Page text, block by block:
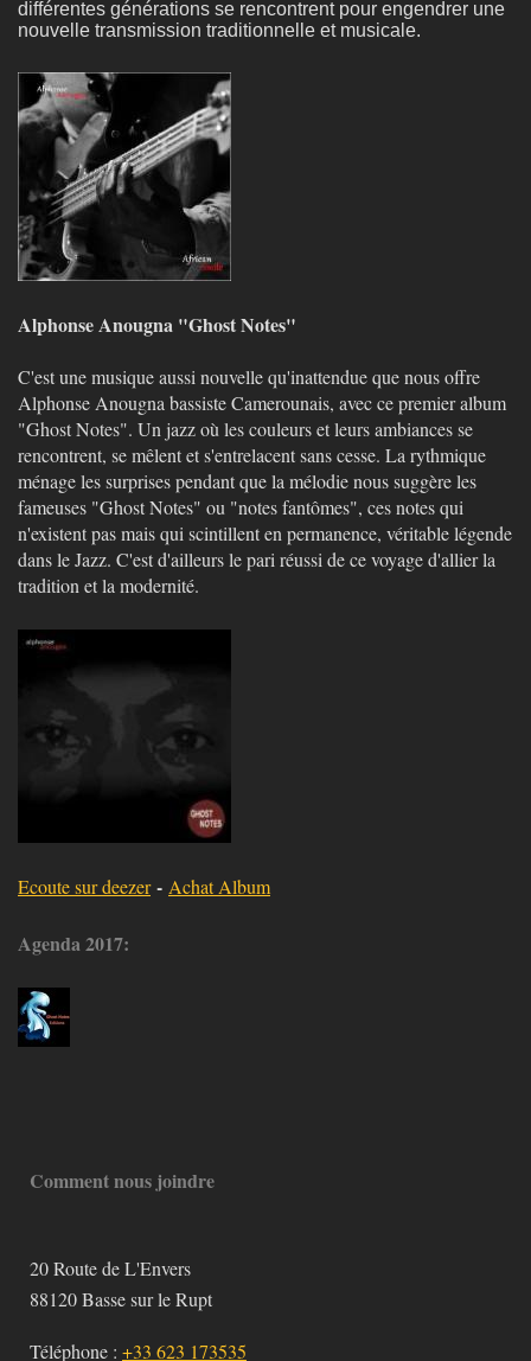
différentes générations se rencontrent pour engendrer une
nouvelle transmission traditionnelle et musicale.
Alphonse Anougna "Ghost Notes"
C'est une musique aussi nouvelle qu'inattendue que nous offre
Alphonse Anougna bassiste Camerounais, avec ce premier album
"Ghost Notes". Un jazz où les couleurs et leurs ambiances se
rencontrent, se mêlent et s'entrelacent sans cesse. La rythmique
ménage les surprises pendant que la mélodie nous suggère les
fameuses "Ghost Notes" ou "notes fantômes", ces notes qui
n'existent pas mais qui scintillent en permanence, véritable légende
dans le Jazz. C'est d'ailleurs le pari réussi de ce voyage d'allier la
tradition et la modernité.
Ecoute sur deezer- Achat Album
Agenda 2017:
Comment nous joindre
20 Route de L'Envers
88120Basse sur le Rupt
Téléphone : +33 623 173535